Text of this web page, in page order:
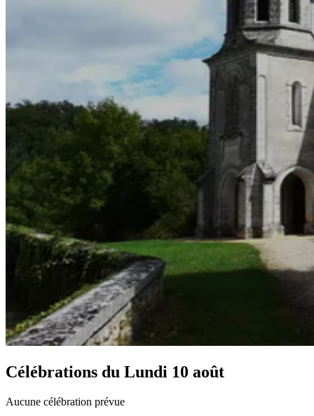
Célébrations du Lundi 10 août
Aucune célébration prévue